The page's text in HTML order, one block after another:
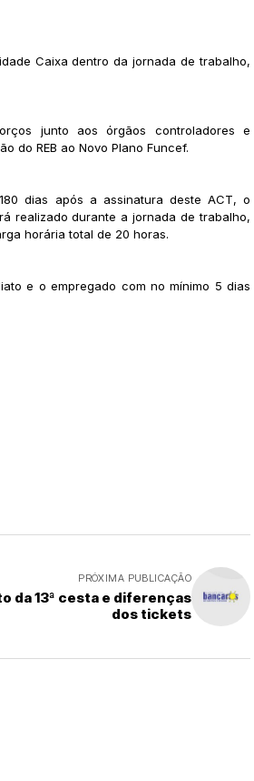
Caixa dentro da jornada de trabalho,
junto aos órgãos controladores e
do REB ao Novo Plano Funcef.
dias após a assinatura deste ACT, o
realizado durante a jornada de trabalho,
horária total de 20 horas.
e o empregado com no mínimo 5 dias
PRÓXIMA PUBLICAÇÃO
da 13ª cesta e diferenças
dos tickets